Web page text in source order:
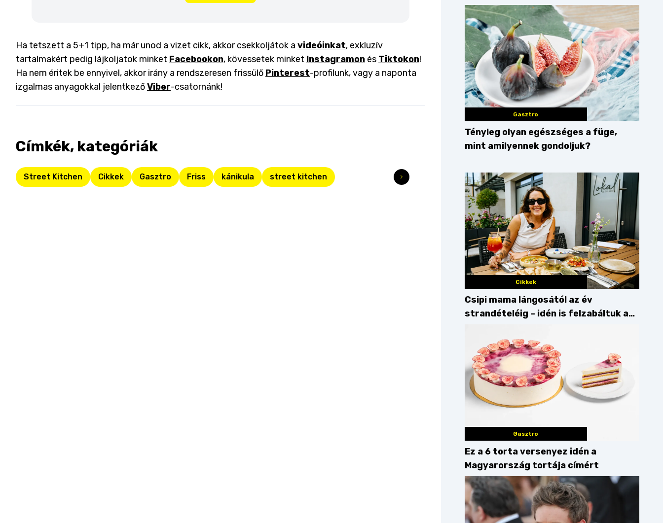
Ha tetszett a 5+1 tipp, ha már unod a vizet cikk, akkor csekkoljátok a videóinkat, exkluzív
tartalmakért pedig lájkoljatok minket Facebookon, kövessetek minket Instagramon és Tiktokon!
Ha nem éritek be ennyivel, akkor irány a rendszeresen frissülő Pinterest-profilunk, vagy a naponta
izgalmas anyagokkal jelentkezőViber-csatornánk!
Címkék, kategóriák
Street Kitchen Cikkek Gasztro Friss kánikula street kitchen
Gasztro
Tényleg olyan egészséges a füge,
mint amilyennek gondoljuk?
Cikkek
Csipi mama lángosától az év
strandételéig – idén is felzabáltuk a
Gasztro
Ez a 6 torta versenyez idén a
Magyarország tortája címért